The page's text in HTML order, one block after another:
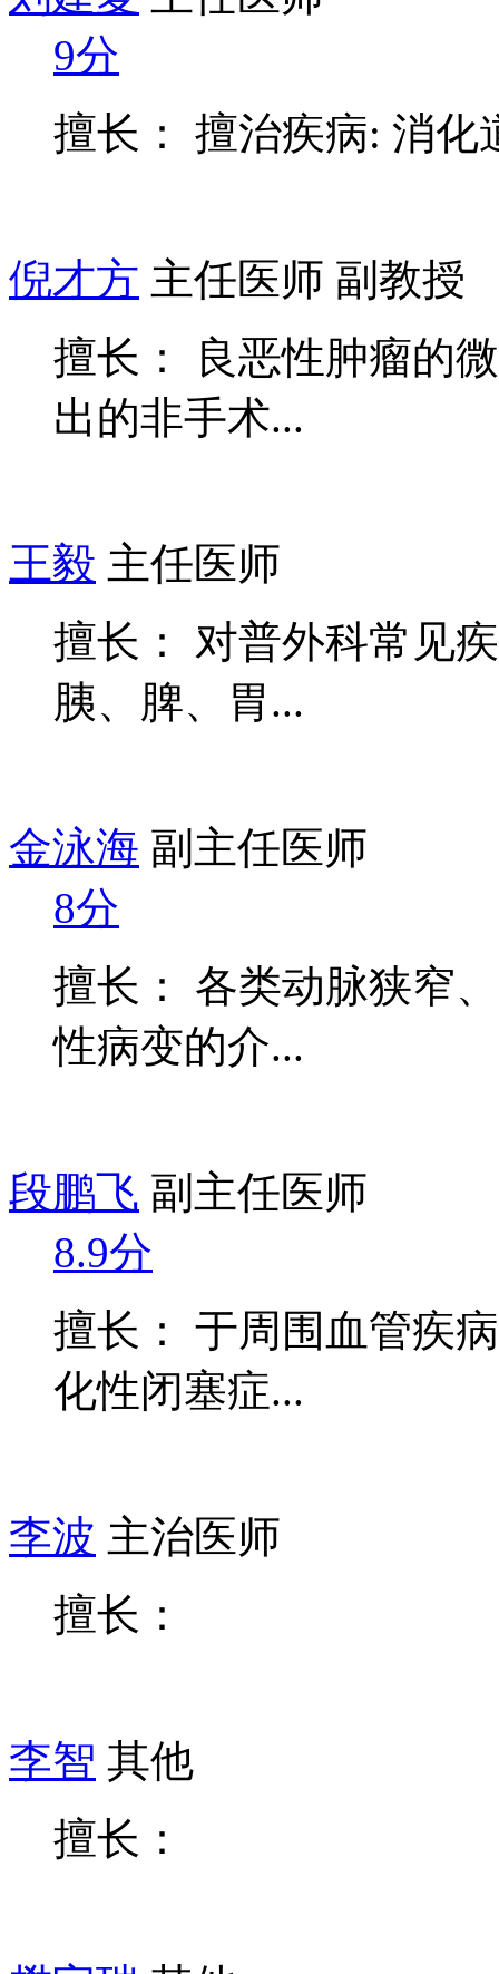
9分
擅长： 擅治疾病: 消
倪才方 主任医师 副教授
擅长： 良恶性肿瘤的
出的非手术...
王毅 主任医师
擅长： 对普外科常见
胰、脾、胃...
金泳海 副主任医师
8分
擅长： 各类动脉狭窄
性病变的介...
段鹏飞 副主任医师
8.9分
擅长： 于周围血管疾
化性闭塞症...
李波 主治医师
擅长：
李智 其他
擅长：